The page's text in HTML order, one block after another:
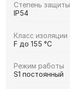
Степень защиты
IP54
Класс изоляции
F до 155 °C
Режим работы
S1 постоянный